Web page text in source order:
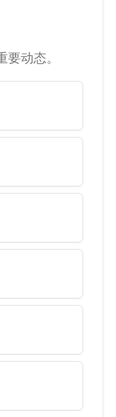
动态。